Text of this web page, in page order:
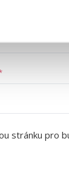
stránku pro